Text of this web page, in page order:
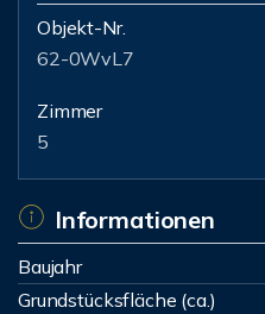
Objekt-Nr.
62-0WvL7
Zimmer
5
Informationen
Baujahr
Grundstücksfläche (ca.)